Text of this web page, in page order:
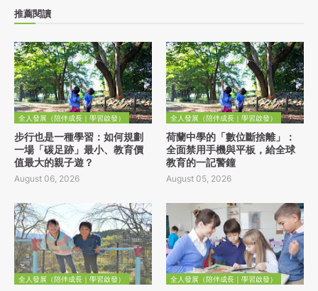
推薦閱讀
全人發展（陪伴成長｜學習啟發）
步行也是一種學習：如何規劃
一場「碳足跡」最小、教育價
值最大的親子遊？
August 06, 2026
全人發展（陪伴成長｜學習啟發）
荷蘭中學的「數位斷捨離」：
全面禁用手機與平板，給全球
教育的一記警鐘
August 05, 2026
全人發展（陪伴成長｜學習啟發） 全人發展（陪伴成長｜學習啟發）